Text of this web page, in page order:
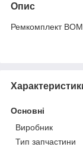
Опис
Ремкомплект
Основні
Виробник
Тип запчастини